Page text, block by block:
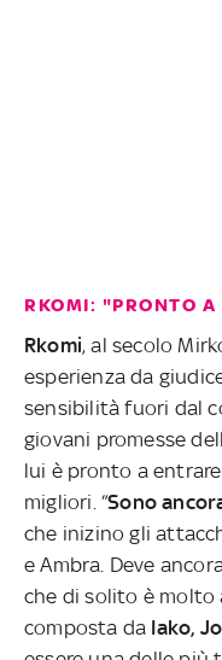
RKOMI: "PRONTO A
Rkomi, al secolo
esperienza da
sensibilità fuori dal
giovani promesse
lui è pronto a
migliori. “Sono
che inizino gli
e Ambra. Deve
che di solito è molto
composta da Iako,